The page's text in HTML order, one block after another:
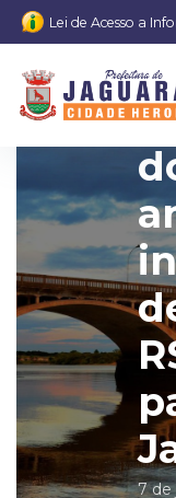
Lei de Acesso a
7 de